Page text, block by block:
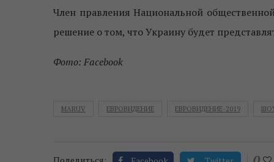
Член правления Национальной
решение о том, что Украину будет
Фото: Facebook
MARUV ЕВРОВИДЕНИЕ ЕВРОВИДЕНИЕ-2019
Поделиться: